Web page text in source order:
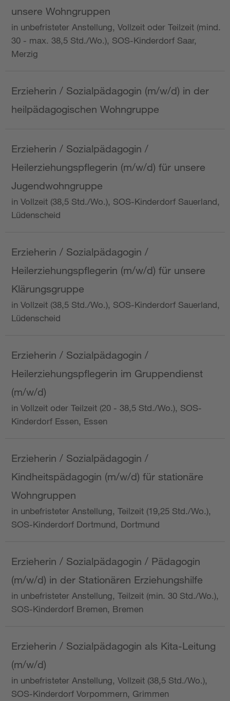
unsere Wohngruppen
in unbefristeter Anstellung, Vollzeit oder Teilzeit (mind.
30 - max. 38,5 Std./Wo.), SOS-Kinderdorf Saar,
Merzig
Erzieherin / Sozialpädagogin (m/w/d) in der
heilpädagogischen Wohngruppe
Erzieherin / Sozialpädagogin /
Heilerziehungspflegerin (m/w/d) für unsere
Jugendwohngruppe
in Vollzeit (38,5 Std./Wo.), SOS-Kinderdorf Sauerland,
Lüdenscheid
Erzieherin / Sozialpädagogin /
Heilerziehungspflegerin (m/w/d) für unsere
Klärungsgruppe
in Vollzeit (38,5 Std./Wo.), SOS-Kinderdorf Sauerland,
Lüdenscheid
Erzieherin / Sozialpädagogin /
Heilerziehungspflegerin im Gruppendienst
(m/w/d)
in Vollzeit oder Teilzeit (20 - 38,5 Std./Wo.), SOS-
Kinderdorf Essen, Essen
Erzieherin / Sozialpädagogin /
Kindheitspädagogin (m/w/d) für stationäre
Wohngruppen
in unbefristeter Anstellung, Teilzeit (19,25 Std./Wo.),
SOS-Kinderdorf Dortmund, Dortmund
Erzieherin / Sozialpädagogin / Pädagogin
(m/w/d) in der Stationären Erziehungshilfe
in unbefristeter Anstellung, Teilzeit (min. 30 Std./Wo.),
SOS-Kinderdorf Bremen, Bremen
Erzieherin / Sozialpädagogin als Kita-Leitung
(m/w/d)
in unbefristeter Anstellung, Vollzeit (38,5 Std./Wo.),
SOS-Kinderdorf Vorpommern, Grimmen